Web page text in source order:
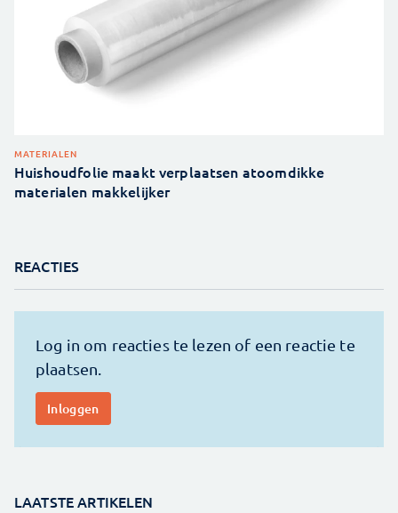
MATERIALEN
Huishoudfolie maakt verplaatsen atoomdikke
materialen makkelijker
REACTIES
LAATSTE ARTIKELEN